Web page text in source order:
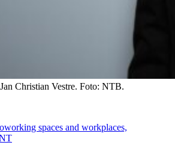
Christian Vestre. Foto: NTB.
spaces and workplaces,